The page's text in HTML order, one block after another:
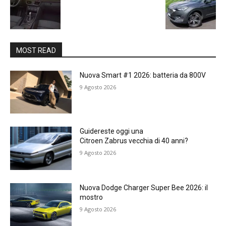
MOST READ
Nuova Smart #1 2026: batteria da 800V
9 Agosto 2026
Guidereste oggi una
Citroen Zabrus vecchia di 40 anni?
9 Agosto 2026
Nuova Dodge Charger Super Bee 2026: il
mostro
9 Agosto 2026